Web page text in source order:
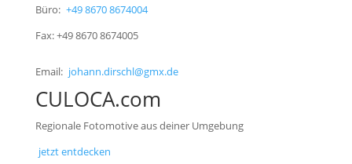
Büro: +49 8670 8674004
Fax: +49 8670 8674005
Email: johann.dirschl@gmx.de
CULOCA.com
Regionale Fotomotive aus deiner Umgebung
jetzt entdecken